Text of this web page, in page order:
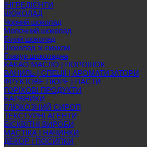
ІНГРЕДІЄНТИ
ШОКОЛАД
Чорний шоколад
Молочний шоколад
Білий шоколад
Шоколад зі смаком
Глазур шоколадна
КАКАО МАСЛО | ПОРОШОК
ВАНИЛЬ | СПЕЦІЇ | АРОМАТИЗАТОРИ
ФРУКТОВЕ ПЮРЕ | ПАСТИ
ГОРІХОВІ ПРОДУКТИ
БАРВНИКИ
ГЛЮКОЗНИЙ СИРОП
ТЕКСТУРНІ АГЕНТИ
БІСКВІТНІ ВИРОБИ
МАСТІКА | НАЧИНКИ
ДЕКОР | ПОСИПКИ